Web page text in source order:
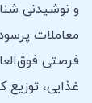
و نوشیدنی
معاملات
فرصتی
غذایی، توزیع